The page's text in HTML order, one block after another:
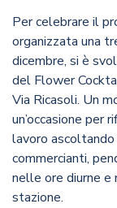
Per celebrare il
organizzata una
dicembre, si è
del Flower
Via Ricasoli. Un
un’occasione
lavoro
commercianti,
nelle ore diurne e
stazione.